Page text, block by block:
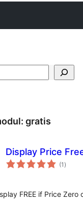
gratis
Display Price
(1 total
)
FREE if Price